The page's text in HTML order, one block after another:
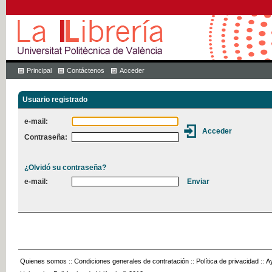
Principal Contáctenos Acceder
Usuario registrado
e-mail:
Contraseña:
¿Olvidó su contraseña?
e-mail:
Quienes somos :: Condiciones generales de contratación :: Política de privacidad ::